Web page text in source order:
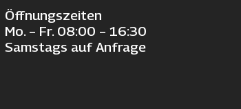
Öffnungszeiten
Mo. – Fr. 08:00 – 16:30
Samstags auf Anfrage